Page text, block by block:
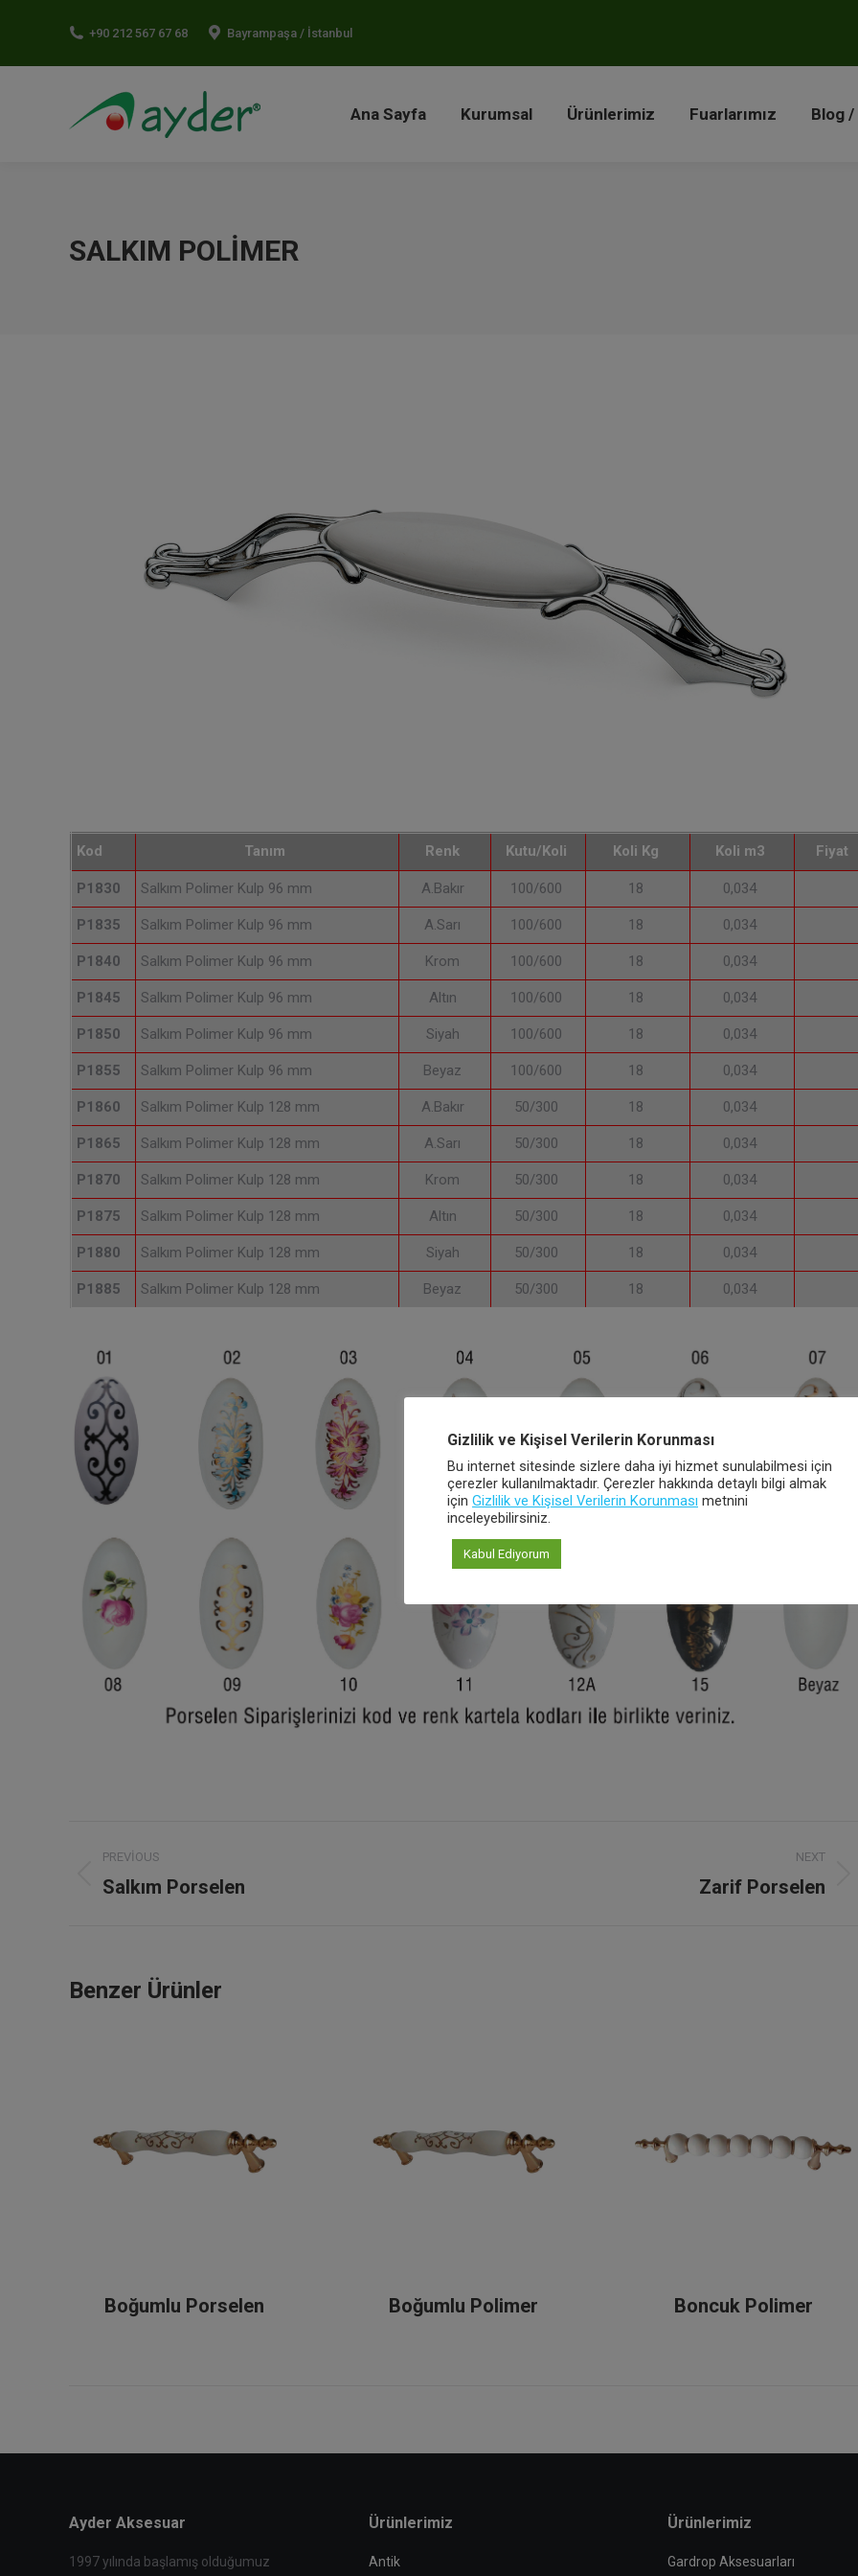
+90 212 567 67 68 Bayrampaşa / İstanbul
Ana Sayfa Kurumsal Ürünlerimiz Fuarlarımız Blog /
SALKIM POLIMER
Kod Tanım Renk Kutu/Koli Koli Kg Koli m3 Fiyat
P1830 Salkım Polimer Kulp 96 mm A.Bakır 100/600 18 0,034
P1835 Salkım Polimer Kulp 96 mm A.Sarı 100/600 18 0,034
P1840 Salkım Polimer Kulp 96 mm Krom 100/600 18 0,034
P1845 Salkım Polimer Kulp 96 mm Altın 100/600 18 0,034
P1850 Salkım Polimer Kulp 96 mm Siyah 100/600 18 0,034
P1855 Salkım Polimer Kulp 96 mm Beyaz 100/600 18 0,034
P1860 Salkım Polimer Kulp 128 mm A.Bakır 50/300 18 0,034
P1865 Salkım Polimer Kulp 128 mm A.Sarı 50/300 18 0,034
P1870 Salkım Polimer Kulp 128 mm Krom 50/300 18 0,034
P1875 Salkım Polimer Kulp 128 mm Altın 50/300 18 0,034
P1880 Salkım Polimer Kulp 128 mm Siyah 50/300 18 0,034
P1885 Salkım Polimer Kulp 128 mm Beyaz 50/300 18 0,034
Project
navigation
PREVIOUS
Previous
Salkım Porselen
NEXT
Zarif Porselen
Benzer Ürünler
Boğumlu Porselen Boğumlu Polimer Boncuk Polimer
Ayder Aksesuar
1997 yılında başlamış olduğumuz
Ürünlerimiz
Antik
Ürünlerimiz
Gardrop Aksesuarları
Gizlilik ve Kişisel Verilerin Korunması
Bu internet sitesinde sizlere daha iyi hizmet sunulabilmesi için
çerezler kullanılmaktadır. Çerezler hakkında detaylı bilgi almak
için Gizlilik ve Kişisel Verilerin Korunması metnini
inceleyebilirsiniz.
Kabul Ediyorum